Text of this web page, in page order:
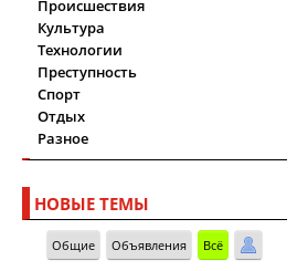
Происшествия
Культура
Технологии
Преступность
Спорт
Отдых
Разное
НОВЫЕ ТЕМЫ
Общие Объявления Всё